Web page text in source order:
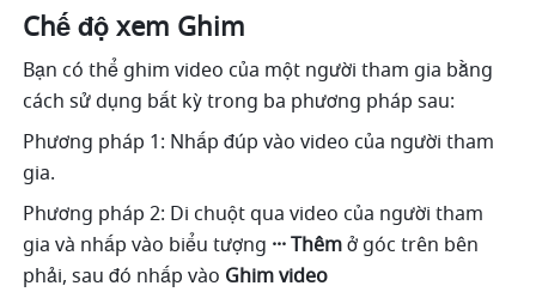
Chế độ xem Ghim
Bạn có thể ghim video của một người tham gia bằng
cách sử dụng bất kỳ trong ba phương pháp sau:
Phương pháp 1: Nhấp đúp vào video của người tham
gia.
Phương pháp 2: Di chuột qua video của người tham
gia và nhấp vào biểu tượng ··· Thêm ở góc trên bên
phải, sau đó nhấp vào Ghim video